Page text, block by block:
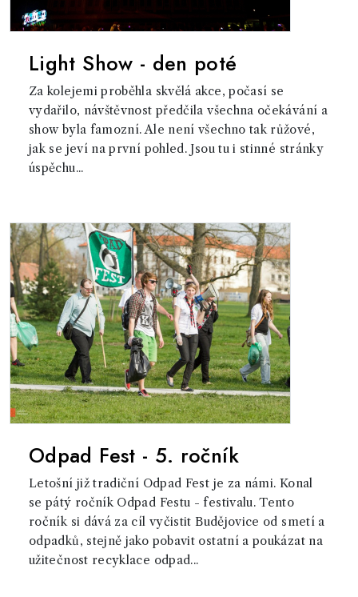
Light Show - den poté
Za kolejemi proběhla skvělá akce, počasí se
vydařilo, návštěvnost předčila všechna očekávání a
show byla famozní. Ale není všechno tak růžové,
jak se jeví na první pohled. Jsou tu i stinné stránky
úspěchu...
Odpad Fest - 5. ročník
Letošní již tradiční Odpad Fest je za námi. Konal
se pátý ročník Odpad Festu - festivalu. Tento
ročník si dává za cíl vyčistit Budějovice od smetí a
odpadků, stejně jako pobavit ostatní a poukázat na
užitečnost recyklace odpad...